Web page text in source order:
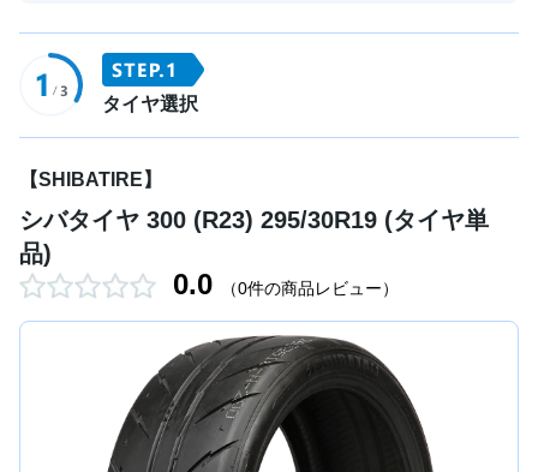
タイヤ選択
【SHIBATIRE】
シバタイヤ 300 (R23) 295/30R19 (タイヤ単
品)
0.0 （0件の商品レビュー）